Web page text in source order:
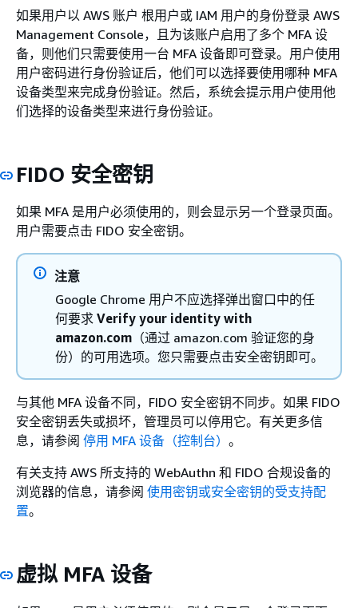
如果用户以 AWS 账户 根用户或 IAM 用户的身份登录 AWS
Management Console，且为该账户启用了多个 MFA 设
备，则他们只需要使用一台 MFA 设备即可登录。用户使用
用户密码进行身份验证后，他们可以选择要使用哪种 MFA
设备类型来完成身份验证。然后，系统会提示用户使用他
们选择的设备类型来进行身份验证。
FIDO 安全密钥
如果 MFA 是用户必须使用的，则会显示另一个登录页面。
用户需要点击 FIDO 安全密钥。
注意
Google Chrome 用户不应选择弹出窗口中的任
何要求 Verify your identity with
amazon.com （通过 amazon.com 验证您的身
份）的可用选项。您只需要点击安全密钥即可。
与其他 MFA 设备不同，FIDO 安全密钥不同步。如果 FIDO
安全密钥丢失或损坏，管理员可以停用它。有关更多信
息，请参阅 停用 MFA 设备（控制台） 。
有关支持 AWS 所支持的 WebAuthn 和 FIDO 合规设备的
浏览器的信息，请参阅 使用密钥或安全密钥的受支持配
置。
虚拟 MFA 设备